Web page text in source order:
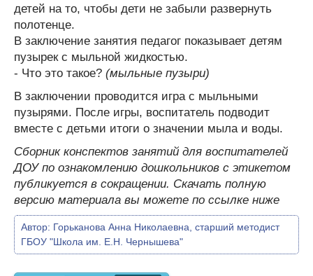
детей на то, чтобы дети не забыли развернуть
полотенце.
В заключение занятия педагог показывает детям
пузырек с мыльной жидкостью.
- Что это такое? (мыльные пузыри)
В заключении проводится игра с мыльными
пузырями. После игры, воспитатель подводит
вместе с детьми итоги о значении мыла и воды.
Сборник конспектов занятий для воспитателей
ДОУ по ознакомлению дошкольников с этикетом
публикуется в сокращении. Скачать полную
версию материала вы можете по ссылке ниже
Автор: Горьканова Анна Николаевна, старший методист
ГБОУ "Школа им. Е.Н. Чернышева"